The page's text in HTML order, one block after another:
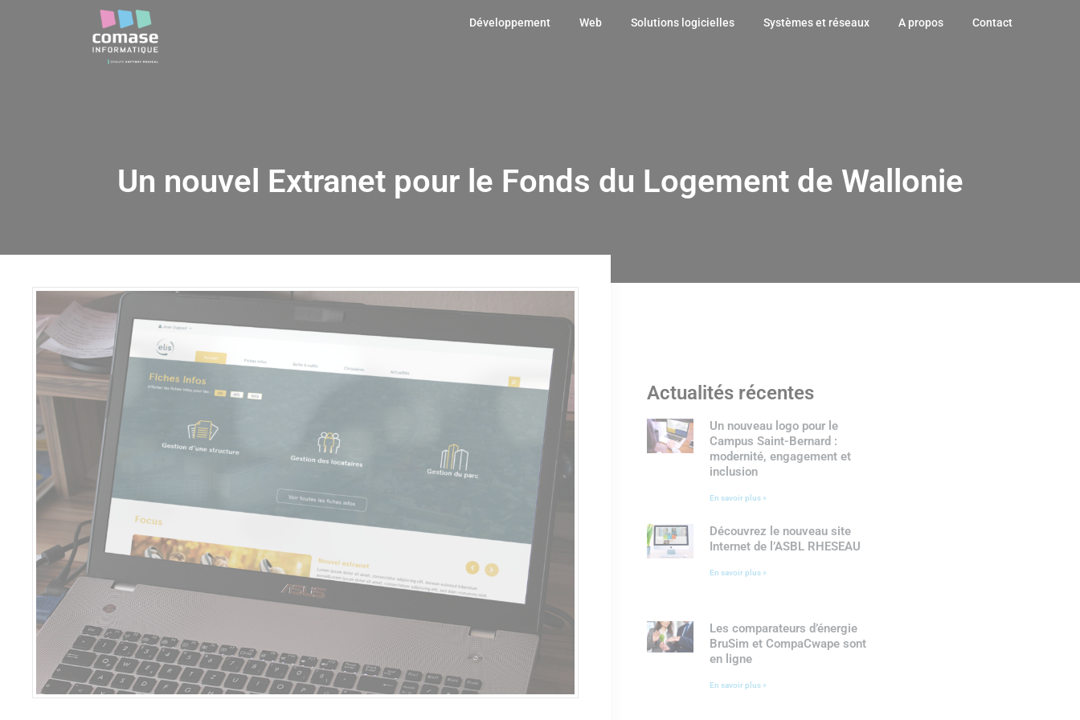
Développement Web Solutions logicielles Systèmes et réseaux A propos Contact
Un nouvel Extranet pour le Fonds du Logement de Wallonie
Actualités récentes
Un nouveau logo pour le
Campus Saint-Bernard :
modernité, engagement et
inclusion
En savoir plus »
Découvrez le nouveau site
Internet de l’ASBL RHESEAU
En savoir plus »
Les comparateurs d’énergie
BruSim et CompaCwape sont
en ligne
En savoir plus »